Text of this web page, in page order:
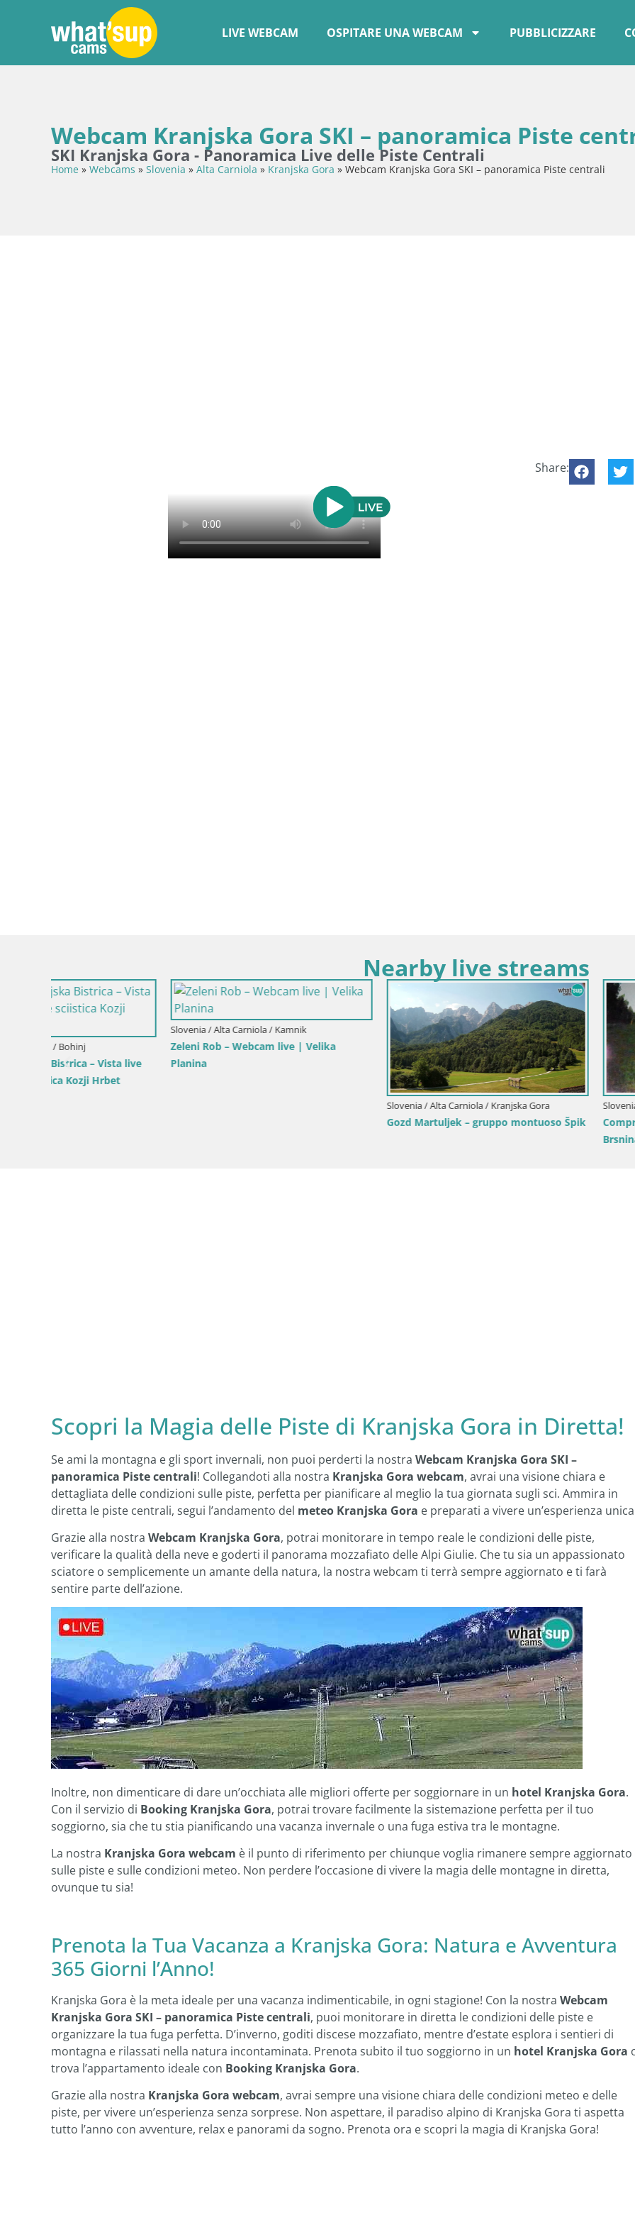
LIVE WEBCAM OSPITARE UNA WEBCAM PUBBLICIZZARE
Webcam Kranjska Gora SKI – panoramica Piste
SKI Kranjska Gora - Panoramica Live delle Piste Centrali
Home » Webcams » Slovenia » Alta Carniola » Kranjska Gora » Webcam Kranjska Gora SKI – panoramica Piste centrali
Share:
Nearby live streams
Slovenia / Alta Carniola / Kranjska Gora
Comprensorio sciistico Kranjska Gora |
Slovenia / Alta Carniola / Kranjska
Kranjska Gora | Velika Dolina
Scopri la Magia delle Piste di Kranjska Gora in Diretta!
Se ami la montagna e gli sport invernali, non puoi perderti la nostra Webcam Kranjska Gora SKI –
panoramica Piste centrali! Collegandoti alla nostra Kranjska Gora webcam, avrai una visione chiara e
dettagliata delle condizioni sulle piste, perfetta per pianificare al meglio la tua giornata sugli sci. Ammira in
diretta le piste centrali, segui l’andamento del meteo Kranjska Gora e preparati a vivere un’esperienza
Grazie alla nostra Webcam Kranjska Gora, potrai monitorare in tempo reale le condizioni delle piste,
verificare la qualità della neve e goderti il panorama mozzafiato delle Alpi Giulie. Che tu sia un appassionato
sciatore o semplicemente un amante della natura, la nostra webcam ti terrà sempre aggiornato e ti farà
sentire parte dell’azione.
Inoltre, non dimenticare di dare un’occhiata alle migliori offerte per soggiornare in un hotel Kranjska Gora.
Con il servizio di Booking Kranjska Gora, potrai trovare facilmente la sistemazione perfetta per il tuo
soggiorno, sia che tu stia pianificando una vacanza invernale o una fuga estiva tra le montagne.
La nostra Kranjska Gora webcam è il punto di riferimento per chiunque voglia rimanere sempre aggiornato
sulle piste e sulle condizioni meteo. Non perdere l’occasione di vivere la magia delle montagne in diretta,
ovunque tu sia!
Prenota la Tua Vacanza a Kranjska Gora: Natura e Avventura
365 Giorni l’Anno!
Kranjska Gora è la meta ideale per una vacanza indimenticabile, in ogni stagione! Con la nostra Webcam
Kranjska Gora SKI – panoramica Piste centrali, puoi monitorare in diretta le condizioni delle piste e
organizzare la tua fuga perfetta. D’inverno, goditi discese mozzafiato, mentre d’estate esplora i sentieri di
montagna e rilassati nella natura incontaminata. Prenota subito il tuo soggiorno in un hotel Kranjska Gora
trova l’appartamento ideale con Booking Kranjska Gora.
Grazie alla nostra Kranjska Gora webcam, avrai sempre una visione chiara delle condizioni meteo e delle
piste, per vivere un’esperienza senza sorprese. Non aspettare, il paradiso alpino di Kranjska Gora ti aspetta
tutto l’anno con avventure, relax e panorami da sogno. Prenota ora e scopri la magia di Kranjska Gora!